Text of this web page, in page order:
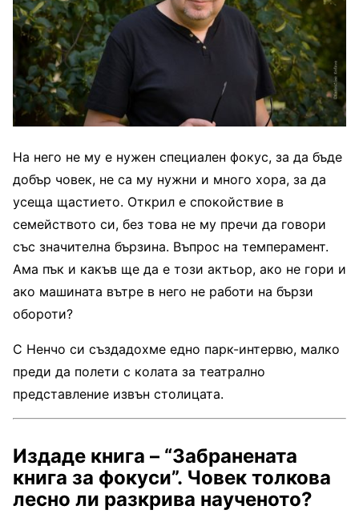
На него не му е нужен специален фокус, за да бъде
добър човек, не са му нужни и много хора, за да
усеща щастието. Открил е спокойствие в
семейството си, без това не му пречи да говори
със значителна бързина. Въпрос на темперамент.
Ама пък и какъв ще да е този актьор, ако не гори и
ако машината вътре в него не работи на бързи
обороти?
С Ненчо си създадохме едно парк-интервю, малко
преди да полети с колата за театрално
представление извън столицата.
Издаде книга – “Забранената
книга за фокуси”. Човек толкова
лесно ли разкрива наученото?